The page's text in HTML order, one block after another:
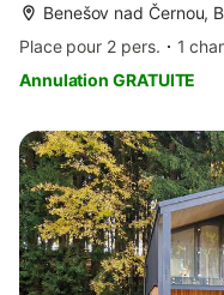
Benešov nad Černou,
Place pour 2 pers.
1
Annulation GRATUITE